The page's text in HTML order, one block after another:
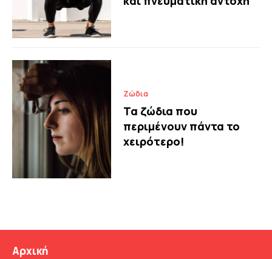
Ζώδια
Τα ζώδια που
περιμένουν πάντα το
χειρότερο!
Αρχική